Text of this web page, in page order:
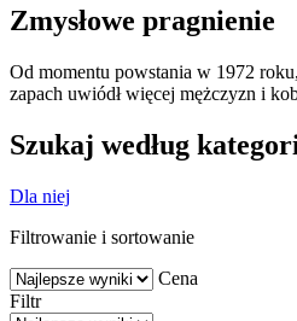
Zmysłowe pragnienie
Od momentu powstania w 1972
zapach uwiódł więcej mężczyzn i
Szukaj według
Dla niej
Filtrowanie i sortowanie
Cena
Filtr